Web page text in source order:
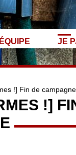
JE
!] Fin de
!]